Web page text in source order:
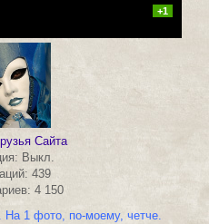
+1
Сайта
Выкл.
439
4 150
1 фото, по-моему, четче.